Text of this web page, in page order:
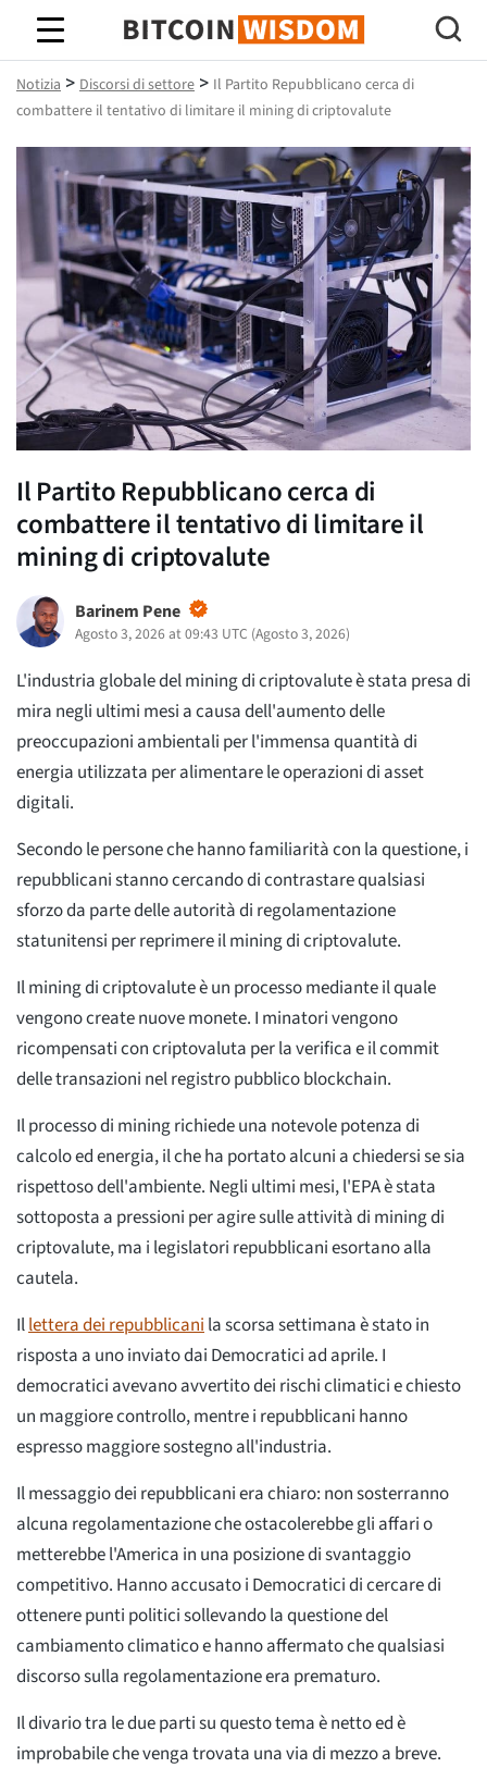
Saggezza Bitcoin
Notizia > Discorsi di settore > Il Partito Repubblicano cerca di
combattere il tentativo di limitare il mining di criptovalute
Il Partito Repubblicano cerca di
combattere il tentativo di limitare il
mining di criptovalute
Barinem Pene
Agosto 3, 2026 at 09:43 UTC (Agosto 3, 2026)
L'industria globale del mining di criptovalute è stata presa di
mira negli ultimi mesi a causa dell'aumento delle
preoccupazioni ambientali per l'immensa quantità di
energia utilizzata per alimentare le operazioni di asset
digitali.
Secondo le persone che hanno familiarità con la questione, i
repubblicani stanno cercando di contrastare qualsiasi
sforzo da parte delle autorità di regolamentazione
statunitensi per reprimere il mining di criptovalute.
Il mining di criptovalute è un processo mediante il quale
vengono create nuove monete. I minatori vengono
ricompensati con criptovaluta per la verifica e il commit
delle transazioni nel registro pubblico blockchain.
Il processo di mining richiede una notevole potenza di
calcolo ed energia, il che ha portato alcuni a chiedersi se sia
rispettoso dell'ambiente. Negli ultimi mesi, l'EPA è stata
sottoposta a pressioni per agire sulle attività di mining di
criptovalute, ma i legislatori repubblicani esortano alla
cautela.
Illettera dei repubblicani la scorsa settimana è stato in
risposta a uno inviato dai Democratici ad aprile. I
democratici avevano avvertito dei rischi climatici e chiesto
un maggiore controllo, mentre i repubblicani hanno
espresso maggiore sostegno all'industria.
Il messaggio dei repubblicani era chiaro: non sosterranno
alcuna regolamentazione che ostacolerebbe gli affari o
metterebbe l'America in una posizione di svantaggio
competitivo. Hanno accusato i Democratici di cercare di
ottenere punti politici sollevando la questione del
cambiamento climatico e hanno affermato che qualsiasi
discorso sulla regolamentazione era prematuro.
Il divario tra le due parti su questo tema è netto ed è
improbabile che venga trovata una via di mezzo a breve.